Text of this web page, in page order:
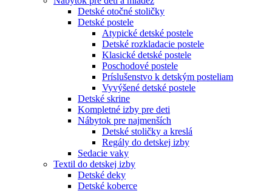
Detské otočné stoličky
Detské postele
Atypické detské postele
Detské rozkladacie postele
Klasické detské postele
Poschodové postele
Príslušenstvo k detským posteliam
Vyvýšené detské postele
Detské skrine
Kompletné izby pre deti
Nábytok pre najmenších
Detské stoličky a kreslá
Regály do detskej izby
Sedacie vaky
Textil do detskej izby
Detské deky
Detské koberce